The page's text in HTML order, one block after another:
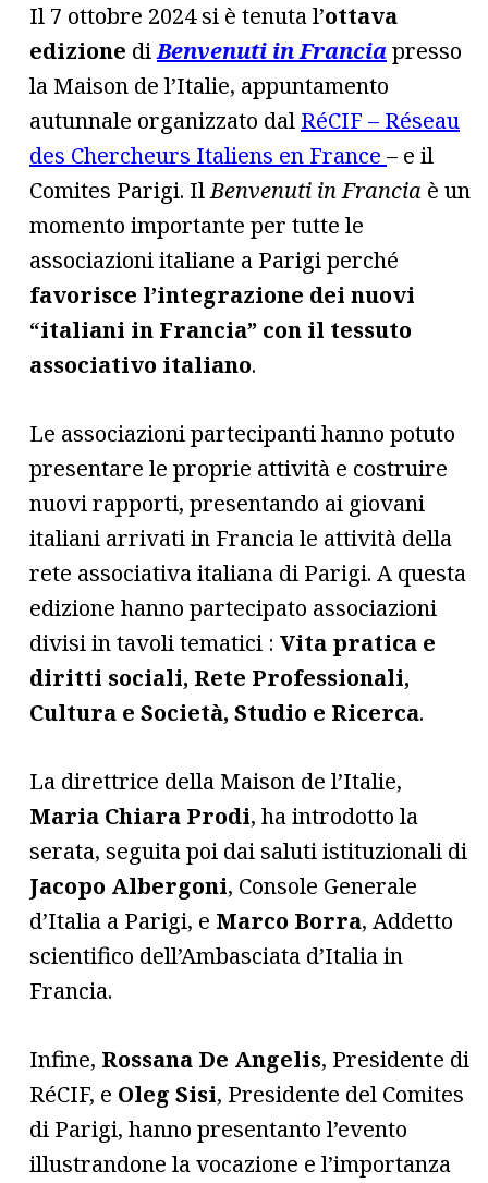
Il 7 ottobre 2024 si è tenuta l’ottava
edizione diBenvenuti in Franciapresso
la Maison de l’Italie, appuntamento
autunnale organizzato dal RéCIF – Réseau
des Chercheurs Italiens en France – e il
Comites Parigi. IlBenvenuti in Francia è un
momento importante per tutte le
associazioni italiane a Parigi perché
favorisce l’integrazione dei nuovi
“italiani in Francia” con il tessuto
associativo italiano.
Le associazioni partecipanti hanno potuto
presentare le proprie attività e costruire
nuovi rapporti, presentando ai giovani
italiani arrivati in Francia le attività della
rete associativa italiana di Parigi. A questa
edizione hanno partecipato associazioni
divisi in tavoli tematici : Vita pratica e
diritti sociali, Rete Professionali,
Cultura e Società, Studio e Ricerca.
La direttrice della Maison de l’Italie,
Maria Chiara Prodi, ha introdotto la
serata, seguita poi dai saluti istituzionali di
Jacopo Albergoni, Console Generale
d’Italia a Parigi, e Marco Borra, Addetto
scientifico dell’Ambasciata d’Italia in
Francia.
Infine, Rossana De Angelis, Presidente di
RéCIF, e Oleg Sisi, Presidente del Comites
di Parigi, hanno presentanto l’evento
illustrandone la vocazione e l’importanza